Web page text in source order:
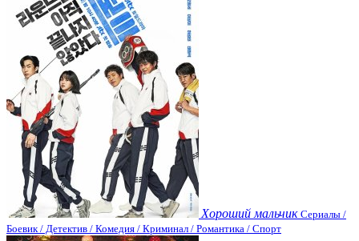
Хороший мальчик Сериалы /
Боевик / Детектив / Комедия / Криминал / Романтика / Спорт